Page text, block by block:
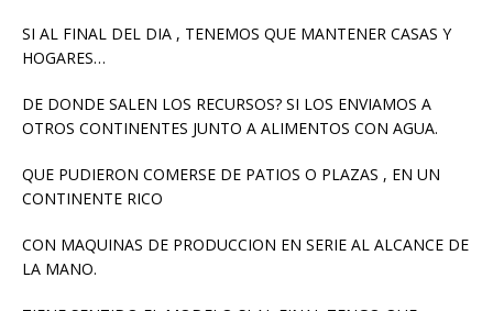
SI AL FINAL DEL DIA , TENEMOS QUE MANTENER CASAS Y
HOGARES…
DE DONDE SALEN LOS RECURSOS? SI LOS ENVIAMOS A
OTROS CONTINENTES JUNTO A ALIMENTOS CON AGUA.
QUE PUDIERON COMERSE DE PATIOS O PLAZAS , EN UN
CONTINENTE RICO
CON MAQUINAS DE PRODUCCION EN SERIE AL ALCANCE DE
LA MANO.